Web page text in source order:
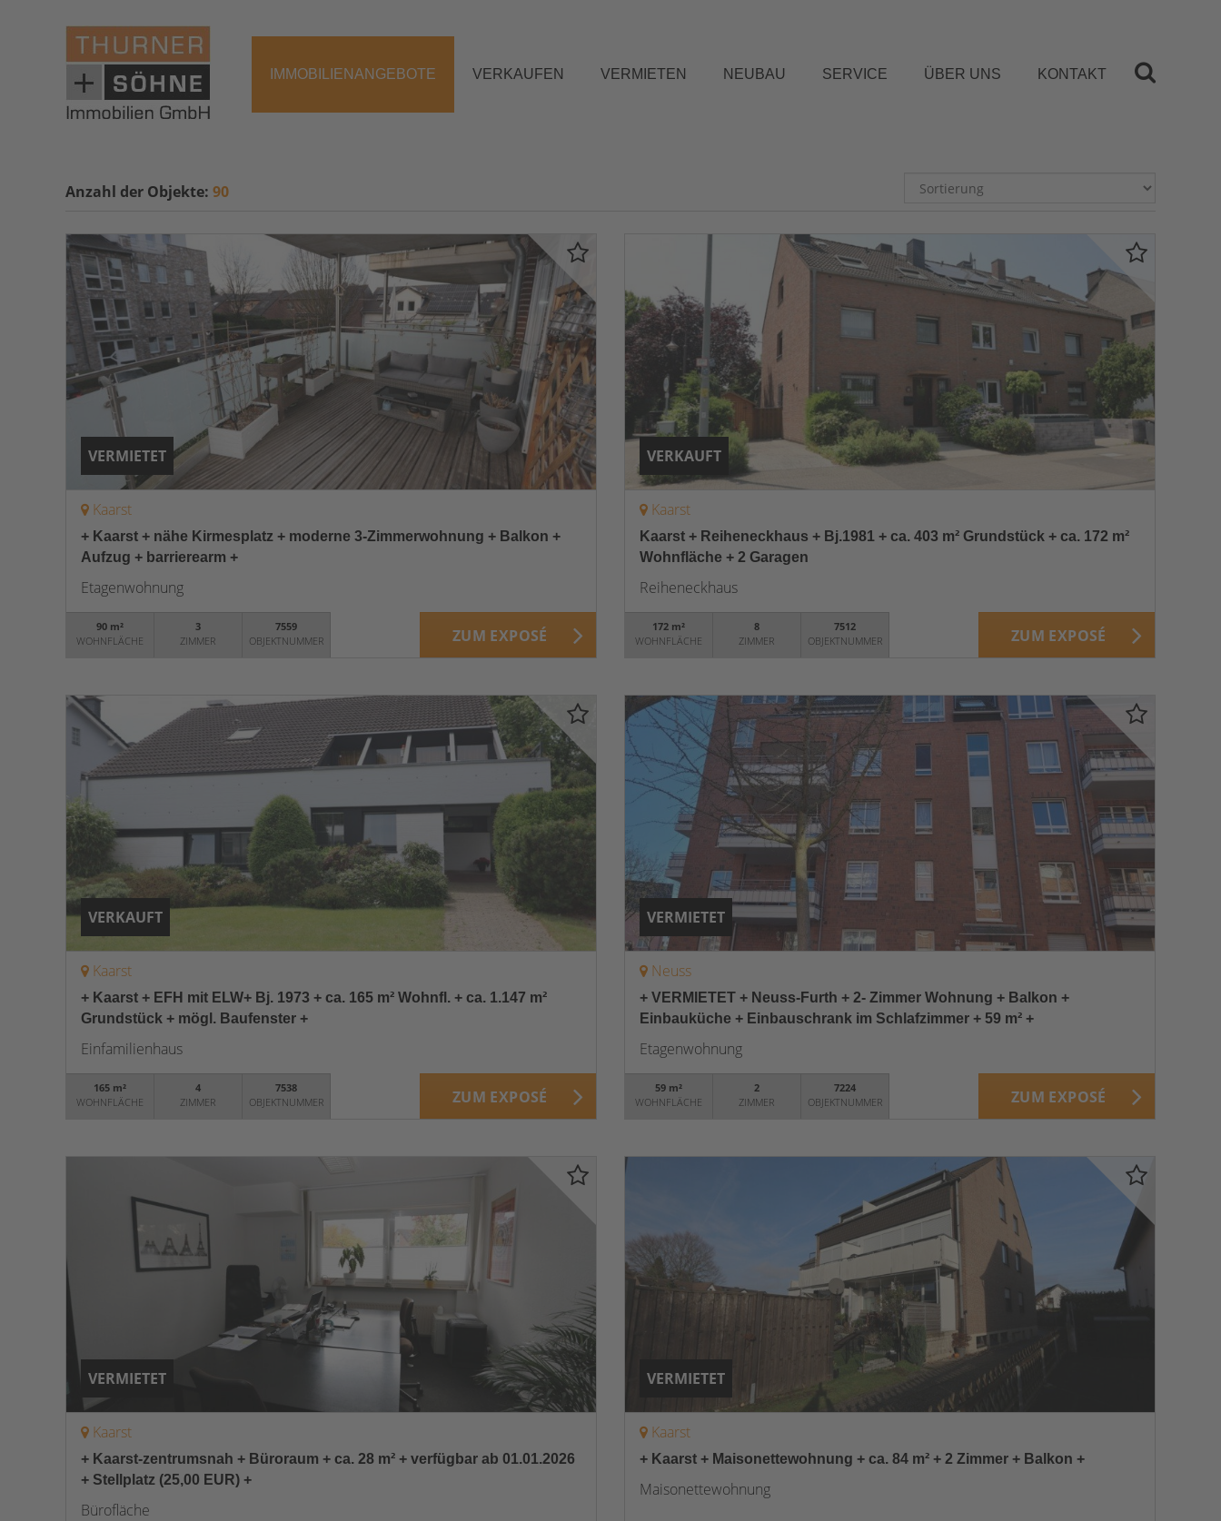
IMMOBILIENANGEBOTE VERKAUFEN VERMIETEN NEUBAU SERVICE ÜBER UNS KONTAKT
Anzahl der Objekte: 90
VERMIETET
Kaarst
+ Kaarst + nähe Kirmesplatz + moderne 3-Zimmerwohnung + Balkon +
Aufzug + barrierearm +
Etagenwohnung
90 m²
WOHNFLÄCHE
3
ZIMMER
7559
OBJEKTNUMMER
ZUM EXPOSÉ
VERKAUFT
Kaarst
Kaarst + Reiheneckhaus + Bj.1981 + ca. 403 m² Grundstück + ca. 172 m²
Wohnfläche + 2 Garagen
Reiheneckhaus
172 m²
WOHNFLÄCHE
8
ZIMMER
7512
OBJEKTNUMMER
ZUM EXPOSÉ
VERKAUFT
Kaarst
+ Kaarst + EFH mit ELW+ Bj. 1973 + ca. 165 m² Wohnfl. + ca. 1.147 m²
Grundstück + mögl. Baufenster +
Einfamilienhaus
165 m²
WOHNFLÄCHE
4
ZIMMER
7538
OBJEKTNUMMER
ZUM EXPOSÉ
VERMIETET
Neuss
+ VERMIETET + Neuss-Furth + 2- Zimmer Wohnung + Balkon +
Einbauküche + Einbauschrank im Schlafzimmer + 59 m² +
Etagenwohnung
59 m²
WOHNFLÄCHE
2
ZIMMER
7224
OBJEKTNUMMER
ZUM EXPOSÉ
VERMIETET
Kaarst
+ Kaarst-zentrumsnah + Büroraum + ca. 28 m² + verfügbar ab 01.01.2026
+ Stellplatz (25,00 EUR) +
Bürofläche
VERMIETET
Kaarst
+ Kaarst + Maisonettewohnung + ca. 84 m² + 2 Zimmer + Balkon +
Maisonettewohnung